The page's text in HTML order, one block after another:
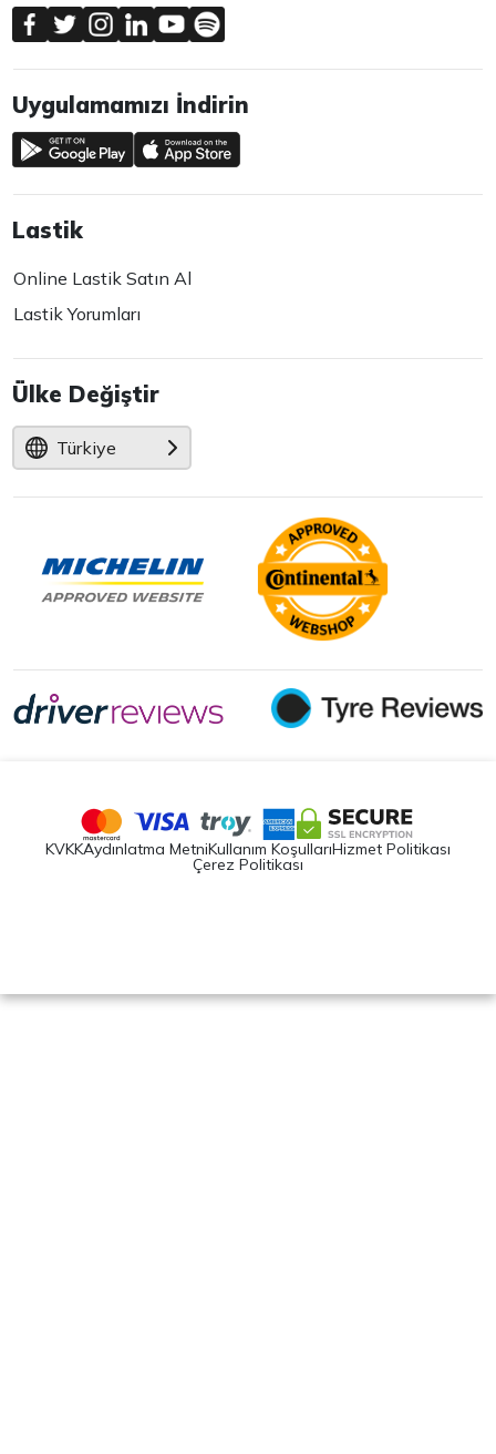
Uygulamamızı İndirin
Lastik
Online Lastik Satın Al
Lastik Yorumları
Ülke Değiştir
Türkiye
KVKKAydınlatma MetniKullanım KoşullarıHizmet Politikası
Çerez Politikası